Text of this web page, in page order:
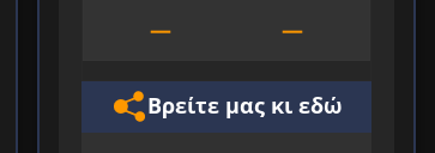
— —
Βρείτε μας κι εδώ